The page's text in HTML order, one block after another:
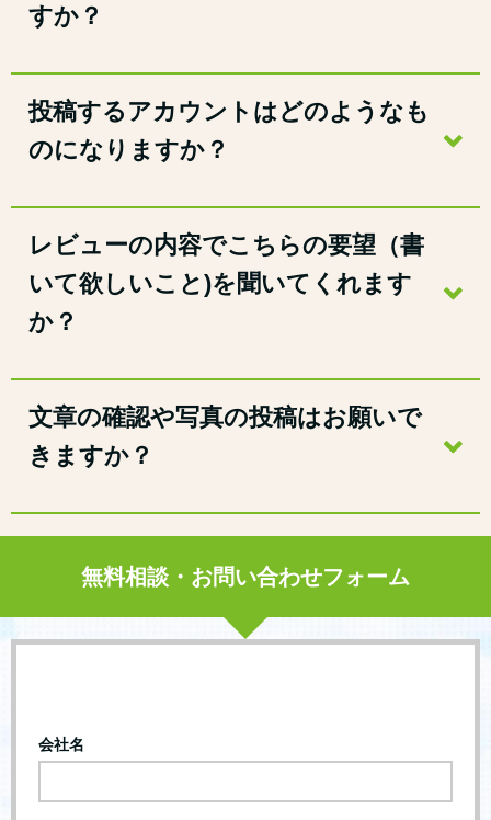
すか？
投稿するアカウントはどのようなも
のになりますか？
レビューの内容でこちらの要望（書
いて欲しいこと)を聞いてくれます
か？
文章の確認や写真の投稿はお願いで
きますか？
無料相談・お問い合わせフォーム
会社名